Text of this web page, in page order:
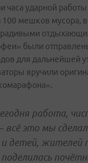
часа ударной
мешков мусора,
были
для дальнейшей
вручили
работа,
всё это мы
и детей, жителей
поделилась